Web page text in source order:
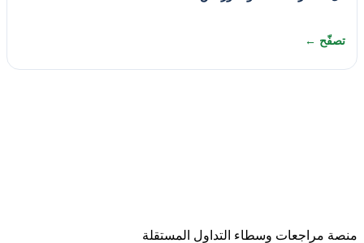
تصفّح ←
منصة مراجعات وسطاء التداول المستقلة